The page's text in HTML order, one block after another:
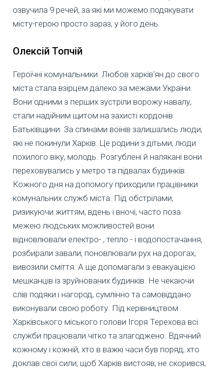
озвучила 9 речей, за які ми можемо подякувати
місту-герою просто зараз, у його день.
Олексій Топчій
Героїчні комунальники. Любов харків′ян до свого
міста стала взірцем далеко за межами України.
Вони одними з перших зустріли ворожу навалу,
стали надійним щитом на захисті кордонів
Батьківщини. За спинами воїнів залишались люди,
які не покинули Харків. Це родини з дітьми, люди
похилого віку, молодь. Розгублені й налякані вони
переховувались у метро та підвалах будинків.
Кожного дня на допомогу приходили працівники
комунальних служб міста. Під обстрілами,
ризикуючи життям, вдень і вночі, часто поза
межею людських можливостей вони
відновлювали електро- , тепло - і водопостачання,
розбирали завали, поновлювали рух на дорогах,
вивозили сміття. А ще допомагали з евакуацією
мешканців із зруйнованих будинків. Не чекаючи
слів подяки і нагород, сумлінно та самовіддано
виконували свою роботу. Під керівництвом
Харківського міського голови Ігоря Терехова всі
служби працювали чітко та злагоджено. Вдячний
кожному і кожній, хто в важкі часи був поряд, хто
доклав свої сили, щоб Харків вистояв, не скорився,